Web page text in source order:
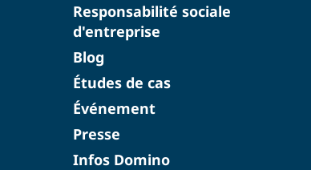
Responsabilité sociale
d'entreprise
Blog
Études de cas
Événement
Presse
Infos Domino